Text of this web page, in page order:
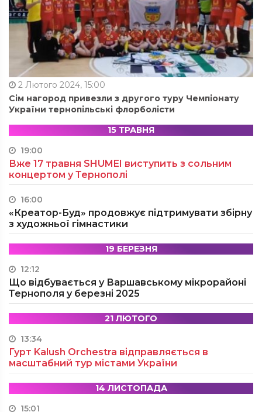
2 Лютого 2024, 15:00
Сім нагород привезли з другого туру Чемпіонату
України тернопільські флорболісти
15 ТРАВНЯ
19:00
Вже 17 травня SHUMEI виступить з сольним
концертом у Тернополі
16:00
«Креатор-Буд» продовжує підтримувати збірну
з художньої гімнастики
19 БЕРЕЗНЯ
12:12
Що відбувається у Варшавському мікрорайоні
Тернополя у березні 2025
21 ЛЮТОГО
13:34
Гурт Kalush Orchestra відправляється в
масштабний тур містами України
14 ЛИСТОПАДА
15:01